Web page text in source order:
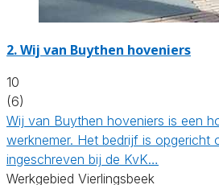
2.Wij van Buythen hoveniers
10
(6)
Wij van Buythen hoveniers is een
werknemer. Het bedrijf is opgericht
ingeschreven bij de KvK…
Werkgebied Vierlingsbeek